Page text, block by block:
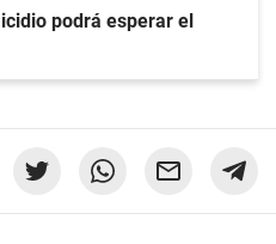
podrá esperar el